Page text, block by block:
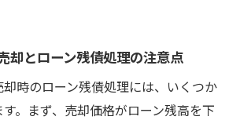
却とローン残債処理の注意点
時のローン残債処理には、いくつか
。まず、売却価格がローン残高を下